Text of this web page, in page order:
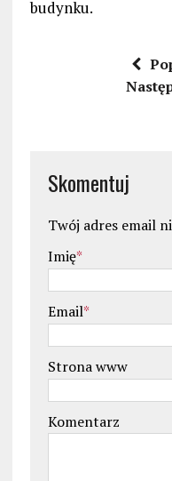
budynku.
Skomentuj
Twój adres email
Imię*
Email*
Strona www
Komentarz